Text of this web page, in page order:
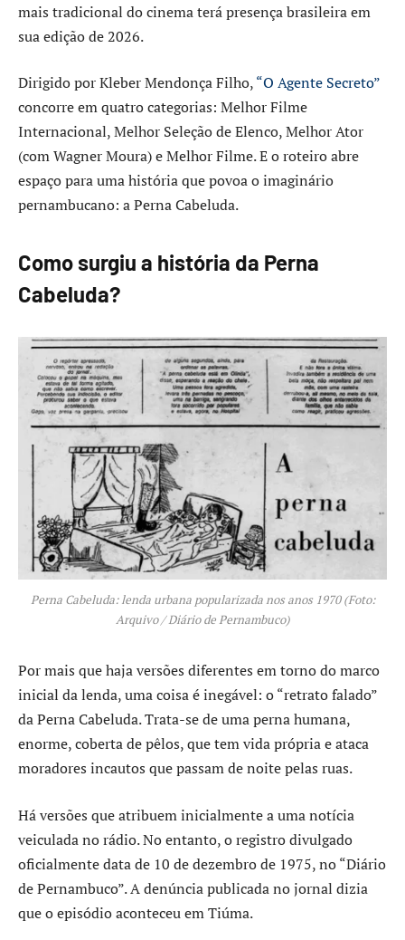
mais tradicional do cinema terá presença brasileira em
sua edição de 2026.
Dirigido por Kleber Mendonça Filho,“O Agente Secreto”
concorre em quatro categorias: Melhor Filme
Internacional, Melhor Seleção de Elenco, Melhor Ator
(com Wagner Moura) e Melhor Filme. E o roteiro abre
espaço para uma história que povoa o imaginário
pernambucano: a Perna Cabeluda.
Como surgiu a história da Perna
Cabeluda?
Perna Cabeluda: lenda urbana popularizada nos anos 1970 (Foto:
Arquivo / Diário de Pernambuco)
Por mais que haja versões diferentes em torno do marco
inicial da lenda, uma coisa é inegável: o “retrato falado”
da Perna Cabeluda. Trata-se de uma perna humana,
enorme, coberta de pêlos, que tem vida própria e ataca
moradores incautos que passam de noite pelas ruas.
Há versões que atribuem inicialmente a uma notícia
veiculada no rádio. No entanto, o registro divulgado
oficialmente data de 10 de dezembro de 1975, no “Diário
de Pernambuco”. A denúncia publicada no jornal dizia
que o episódio aconteceu em Tiúma.